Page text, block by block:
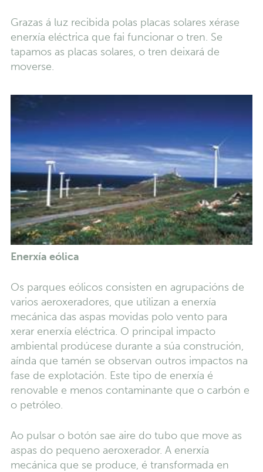
Grazas á luz recibida polas placas solares xérase
enerxía eléctrica que fai funcionar o tren. Se
tapamos as placas solares, o tren deixará de
moverse.
Enerxía eólica
Os parques eólicos consisten en agrupacións de
varios aeroxeradores, que utilizan a enerxía
mecánica das aspas movidas polo vento para
xerar enerxía eléctrica. O principal impacto
ambiental prodúcese durante a súa construción,
aínda que tamén se observan outros impactos na
fase de explotación. Este tipo de enerxía é
renovable e menos contaminante que o carbón e
o petróleo.
Ao pulsar o botón sae aire do tubo que move as
aspas do pequeno aeroxerador. A enerxía
mecánica que se produce, é transformada en